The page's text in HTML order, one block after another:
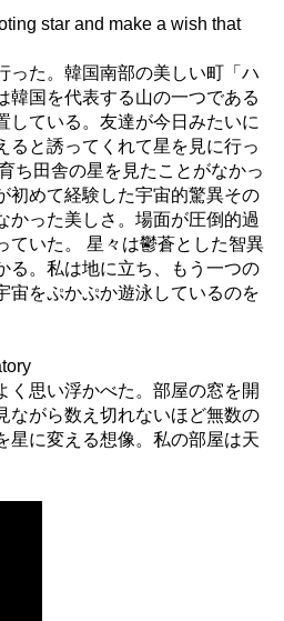
star and make a wish that
った。韓国南部の美しい町「ハ
韓国を代表する山の一つである
している。友達が今日みたいに
ると誘ってくれて星を見に行っ
ち田舎の星を見たことがなかっ
初めて経験した宇宙的驚異その
かった美しさ。場面が圧倒的過
ていた。 星々は鬱蒼とした智異
る。私は地に立ち、もう一つの
宙をぷかぷか遊泳しているのを
く思い浮かべた。部屋の窓を開
ながら数え切れないほど無数の
星に変える想像。私の部屋は天